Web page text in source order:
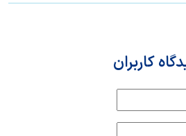
کاربران